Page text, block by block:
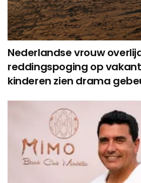
Nederlandse vrouw
reddingspoging op
kinderen zien drama